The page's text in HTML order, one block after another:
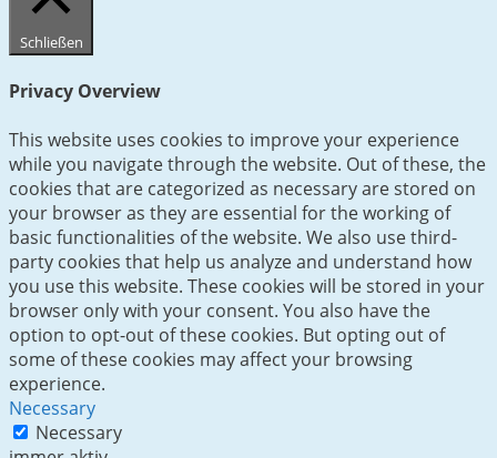
Schließen
Privacy Overview
This website uses cookies to improve your experience
while you navigate through the website. Out of these, the
cookies that are categorized as necessary are stored on
your browser as they are essential for the working of
basic functionalities of the website. We also use third-
party cookies that help us analyze and understand how
you use this website. These cookies will be stored in your
browser only with your consent. You also have the
option to opt-out of these cookies. But opting out of
some of these cookies may affect your browsing
experience.
Necessary
Necessary